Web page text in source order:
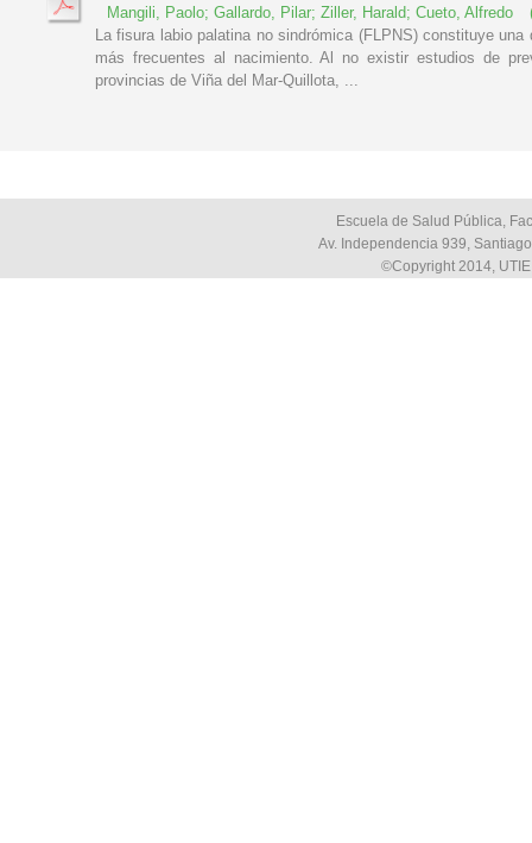
Mangili, Paolo; Gallardo, Pilar; Ziller, Harald; Cueto, Alfredo
La fisura labio palatina no sindrómica (FLPNS) constituye
más frecuentes al nacimiento. Al no existir estudios de
provincias de Viña del Mar-Quillota, ...
Escuela de Salud Pública,
Av. Independencia 939,
©Copyright 2014,